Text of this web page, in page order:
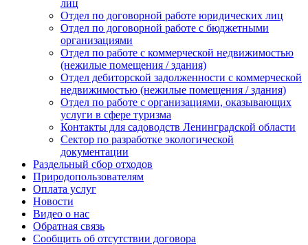
лиц
Отдел по договорной работе юридических лиц
Отдел по договорной работе с бюджетными
организациями
Отдел по работе с коммерческой недвижимостью
(нежилые помещения / здания)
Отдел дебиторской задолженности с коммерческой
недвижимостью (нежилые помещения / здания)
Отдел по работе с организациями, оказывающих
услуги в сфере туризма
Контакты для садоводств Ленинградской области
Сектор по разработке экологической
документации
Раздельный сбор отходов
Природопользователям
Оплата услуг
Новости
Видео о нас
Обратная связь
Сообщить об отсутствии договора